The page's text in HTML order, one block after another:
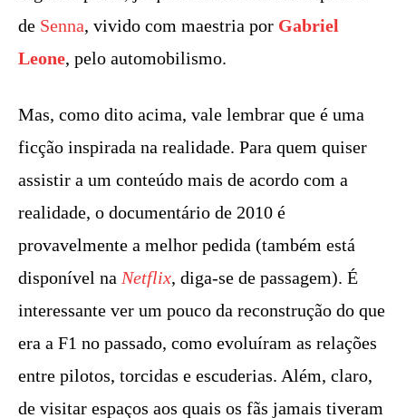
de Senna, vivido com maestria por Gabriel
Leone, pelo automobilismo.
Mas, como dito acima, vale lembrar que é uma
ficção inspirada na realidade. Para quem quiser
assistir a um conteúdo mais de acordo com a
realidade, o documentário de 2010 é
provavelmente a melhor pedida (também está
disponível na Netflix, diga-se de passagem). É
interessante ver um pouco da reconstrução do que
era a F1 no passado, como evoluíram as relações
entre pilotos, torcidas e escuderias. Além, claro,
de visitar espaços aos quais os fãs jamais tiveram